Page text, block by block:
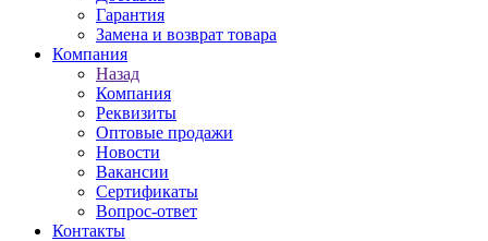
Гарантия
Замена и возврат товара
Компания
Назад
Компания
Реквизиты
Оптовые продажи
Новости
Вакансии
Сертификаты
Вопрос-ответ
Контакты